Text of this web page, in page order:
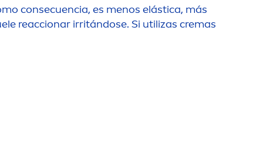
consecuencia, es menos elástica, más
reaccionar irritándose. Si utilizas cremas